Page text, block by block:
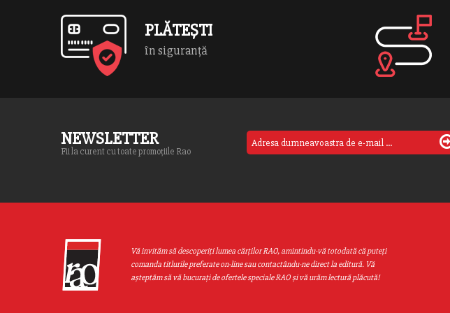
PLĂTEȘTI
în siguranță
NEWSLETTER
Fii la curent cu toate promoțiile Rao
Vă invităm să descoperiţi lumea cărţilor RAO, amintindu-vă totodată că puteţi
comanda titlurile preferate on-line sau contactându-ne direct la editură. Vă
aşteptăm să vă bucuraţi de ofertele speciale RAO şi vă urăm lectură plăcută!